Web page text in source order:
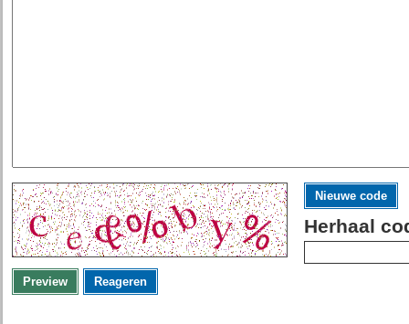
Nieuwe code
Herhaal
Preview Reageren